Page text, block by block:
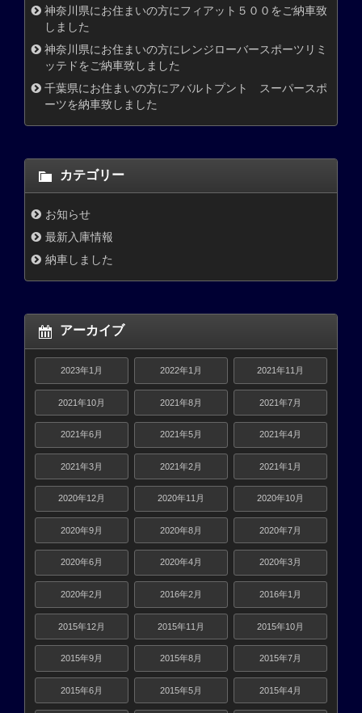
神奈川県にお住まいの方にフィアット５００をご納車致
しました
神奈川県にお住まいの方にレンジローバースポーツリミ
ッテドをご納車致しました
千葉県にお住まいの方にアバルトプント スーパースポ
ーツを納車致しました
カテゴリー
お知らせ
最新入庫情報
納車しました
アーカイブ
2023年1月 2022年1月 2021年11月
2021年10月 2021年8月 2021年7月
2021年6月 2021年5月 2021年4月
2021年3月 2021年2月 2021年1月
2020年12月 2020年11月 2020年10月
2020年9月 2020年8月 2020年7月
2020年6月 2020年4月 2020年3月
2020年2月 2016年2月 2016年1月
2015年12月 2015年11月 2015年10月
2015年9月 2015年8月 2015年7月
2015年6月 2015年5月 2015年4月